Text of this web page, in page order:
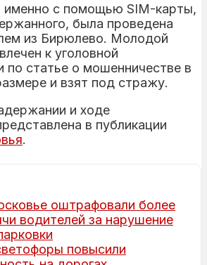
именно с помощью SIM-карты,
была проведена
из Бирюлево. Молодой
к уголовной
по статье о мошенничестве в
и взят под стражу.
и ходе
в публикации
.
оштрафовали более
водителей за нарушение
повысили